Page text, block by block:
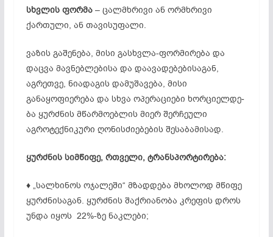
სხვლის ფორმა– ცალმხრივი ან ორმხრივი
ქართული, ან თავისუფალი.
ვაზის გაშენება, მისი გასხვლა-ფორმირება და
დაცვა მავნებლებისა და დაავადებებისაგან,
აგრეთვე, ნიადაგის დამუშავება, მისი
განაყოფიერება და სხვა ოპერაციები ხორციელდე­
ბა ყურძნის მწარმოებლის მიერ შერჩეული
აგროტექნიკური ღონისძიებების შესაბამისად.
ყურძნის სიმწიფე, რთველი, ტრანსპორტირება:
♦ „სალხინოს ოჯალეში“ მზადდება მხოლოდ მწიფე
ყურძნისაგან. ყურძნის შაქრიანობა კრეფის დროს
უნდა იყოს 22%-ზე ნაკლები;